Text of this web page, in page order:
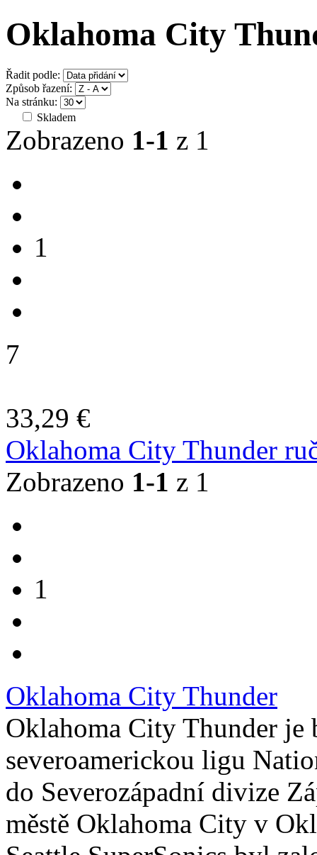
Oklahoma City
Řadit podle:
Způsob řazení:
Na stránku:
Skladem
Zobrazeno 1-1 z 1
1
7
33,29 €
Oklahoma City Thunder
Zobrazeno 1-1 z 1
1
Oklahoma City Thunder
Oklahoma City Thunder
severoamerickou ligu
do Severozápadní divize
městě Oklahoma City v